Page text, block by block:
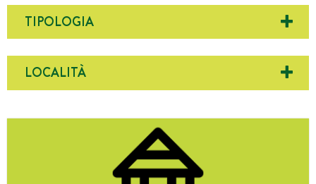
TIPOLOGIA
LOCALITÀ